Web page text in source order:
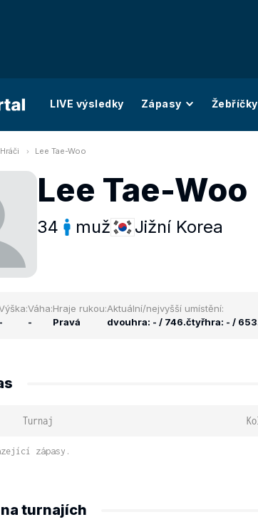
LIVE výsledky Zápasy Žebříčky
Hráči Lee Tae-Woo
Lee Tae-Woo
34 muž Jižní Korea
-
Váha:
-
Hraje rukou:
Pravá
Aktuální/nejvyšší umístění:
dvouhra: - / 746.čtyřhra: - /
Turnaj
zápasy.
turnajích